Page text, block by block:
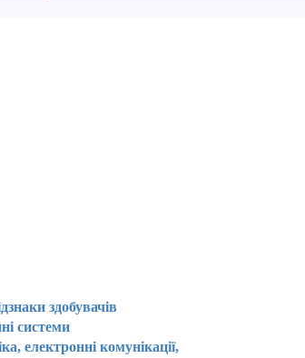
здобувачів
системи
електронні комунікації,